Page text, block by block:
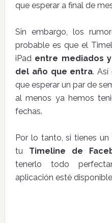
que esperar a final de
Sin embargo, los
probable es que el
iPad entre mediados
del año que entra. Así
que esperar un par de
al menos ya hemos
fechas.
Por lo tanto, si tienes
tu Timeline de
tenerlo todo
aplicación esté